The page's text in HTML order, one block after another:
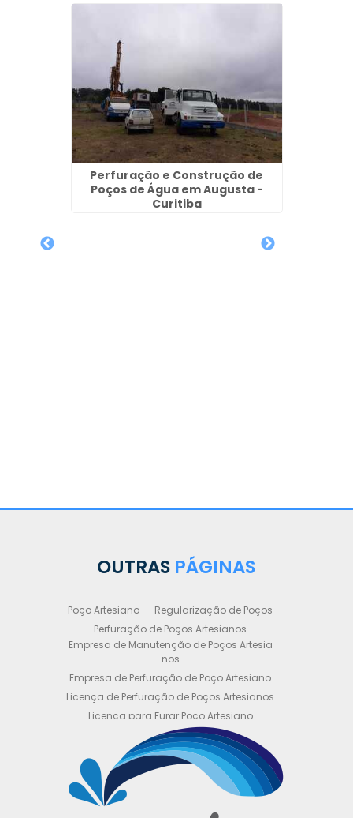
Perfuração e Construção de
Poços de Água em Augusta -
Curitiba
OUTRAS PÁGINAS
Poço Artesiano
Regularização de Poços
Perfuração de Poços Artesianos
Empresa de Manutenção de Poços Artesia
nos
Empresa de Perfuração de Poço Artesiano
Licença de Perfuração de Poços Artesianos
Licença para Furar Poço Artesiano
Licença para Perfuração de Poço Artesiano
Licença para Poço Semi Artesiano
Manutenção de Poço Semi Artesiano
Manutenção Preventiva de Poços Artesiano